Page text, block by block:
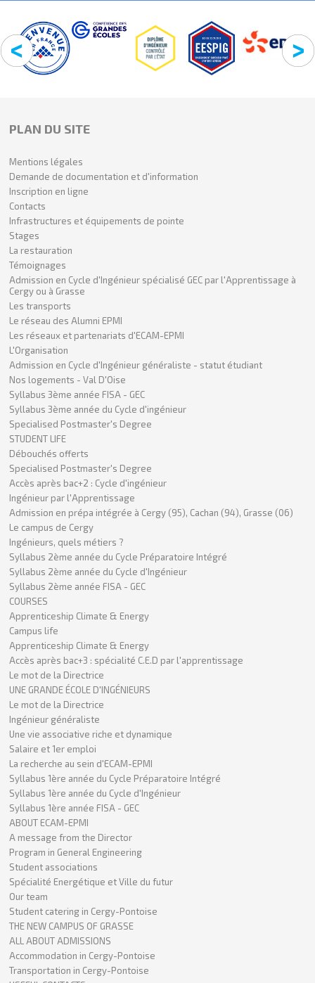
PLAN DU SITE
Mentions légales
Demande de documentation et d'information
Inscription en ligne
Contacts
Infrastructures et équipements de pointe
Stages
La restauration
Témoignages
Admission en Cycle d'Ingénieur spécialisé GEC par l'Apprentissage à
Cergy ou à Grasse
Les transports
Le réseau des Alumni EPMI
Les réseaux et partenariats d'ECAM-EPMI
L'Organisation
Admission en Cycle d'Ingénieur généraliste - statut étudiant
Nos logements - Val D'Oise
Syllabus 3ème année FISA - GEC
Syllabus 3ème année du Cycle d'ingénieur
Specialised Postmaster's Degree
STUDENT LIFE
Débouchés offerts
Specialised Postmaster's Degree
Accès après bac+2 : Cycle d'ingénieur
Ingénieur par l'Apprentissage
Admission en prépa intégrée à Cergy (95), Cachan (94), Grasse (06)
Le campus de Cergy
Ingénieurs, quels métiers ?
Syllabus 2ème année du Cycle Préparatoire Intégré
Syllabus 2ème année du Cycle d'Ingénieur
Syllabus 2ème année FISA - GEC
COURSES
Apprenticeship Climate & Energy
Campus life
Apprenticeship Climate & Energy
Accès après bac+3 : spécialité C.E.D par l'apprentissage
Le mot de la Directrice
UNE GRANDE ÉCOLE D'INGÉNIEURS
Le mot de la Directrice
Ingénieur généraliste
Une vie associative riche et dynamique
Salaire et 1er emploi
La recherche au sein d'ECAM-EPMI
Syllabus 1ère année du Cycle Préparatoire Intégré
Syllabus 1ère année du Cycle d'Ingénieur
Syllabus 1ère année FISA - GEC
ABOUT ECAM-EPMI
A message from the Director
Program in General Engineering
Student associations
Spécialité Energétique et Ville du futur
Our team
Student catering in Cergy-Pontoise
THE NEW CAMPUS OF GRASSE
ALL ABOUT ADMISSIONS
Accommodation in Cergy-Pontoise
Transportation in Cergy-Pontoise